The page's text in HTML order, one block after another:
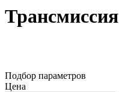
Трансмиссия
Подбор параметров
Цена